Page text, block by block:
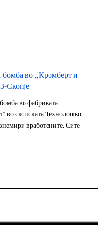
бомба во „Кромберт и
Скопје
во фабриката
во скопската Технолошко
вработените. Сите